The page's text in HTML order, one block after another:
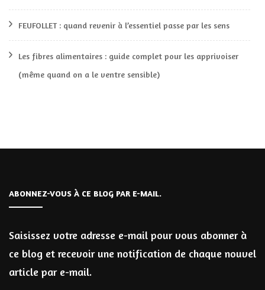
FEUFOLLET : quand revenir à l’essentiel passe par les sens
Les fibres alimentaires : guide complet pour les apprivoiser
(même quand on a le ventre sensible)
ABONNEZ-VOUS À CE BLOG PAR E-MAIL.
Saisissez votre adresse e-mail pour vous abonner à
ce blog et recevoir une notification de chaque nouvel
article par e-mail.